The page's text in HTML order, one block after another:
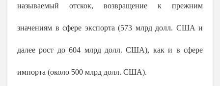
называемый отскок, возвращение к прежним
значениям в сфере экспорта (573 млрд долл. США и
далее рост до 604 млрд долл. США), как и в сфере
импорта (около 500 млрд долл. США).